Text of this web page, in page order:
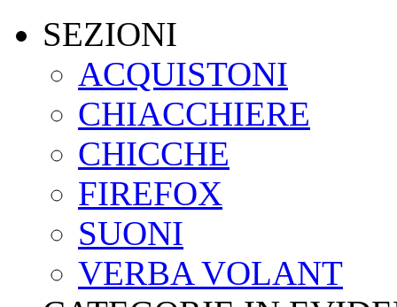
SEZIONI
ACQUISTONI
CHIACCHIERE
CHICCHE
FIREFOX
SUONI
VERBA VOLANT